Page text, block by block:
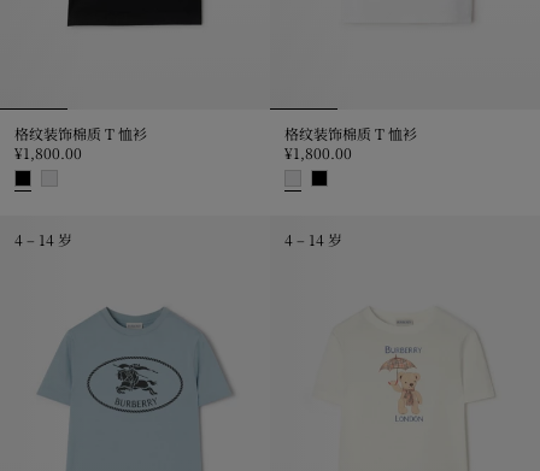
格纹装饰棉质 T 恤衫
¥1,800.00
格纹装饰棉质 T 恤衫
¥1,800.00
4 – 14 岁 4 – 14 岁